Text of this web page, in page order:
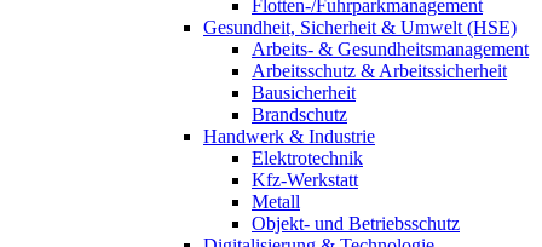
Flotten-/Fuhrparkmanagement
Gesundheit, Sicherheit & Umwelt (HSE)
Arbeits- & Gesundheitsmanagement
Arbeitsschutz & Arbeitssicherheit
Bausicherheit
Brandschutz
Handwerk & Industrie
Elektrotechnik
Kfz-Werkstatt
Metall
Objekt- und Betriebsschutz